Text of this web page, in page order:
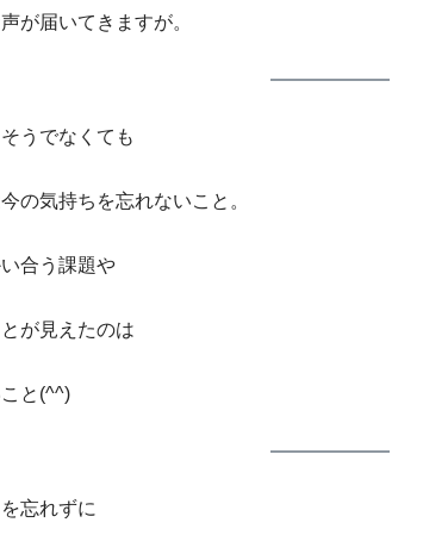
が届いてきますが。
うでなくても
の気持ちを忘れないこと。
合う課題や
が見えたのは
と(^^)
忘れずに